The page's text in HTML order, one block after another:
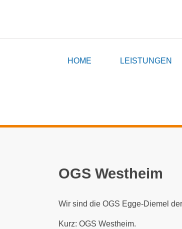
HOME LEISTUNGEN
OGS Westheim
Wir sind die OGS Egge-Diemel
Kurz: OGS Westheim.